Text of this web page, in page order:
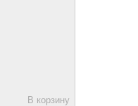
В корзину